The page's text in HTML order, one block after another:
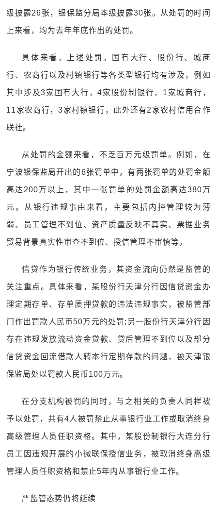
级披露26张，银保监分局本级披露30张。从处罚的时间
上来看，均为去年年底作出的处罚。
具体来看，上述处罚，国有大行、股份行、城商
行、农商行以及村镇银行等各类型银行均有涉及，例如
其中涉及3家国有大行，4家股份制银行，1家城商行，
11家农商行，3家村镇银行，此外还有2家农村信用合作
联社。
从处罚的金额来看，不乏百万元级罚单。例如，在
宁波银保监局开出的6张罚单中，有两张罚单的处罚金额
高达200万以上，其中一张罚单的处罚金额高达380万
元。从银行违规事由来看，主要包括内控管理较为薄
弱、员工管理不到位、资产质量反映不真实、票据业务
贸易背景真实性审查不到位、授信管理不审慎等。
信贷作为银行传统业务，其资金流向仍然是监管的
关注重点。具体来看，某股份行天津分行因信贷资金办
理定期存单、存单质押贷款的违法违规事实，被监管部
门作出罚款人民币50万元的处罚;另一股份行天津分行因
存在违规发放流动资金贷款、贷后管理不到位以及部分
信贷资金回流借款人转本行定期存款的问题，被天津银
保监局处以罚款人民币100万元。
在分支机构被罚的同时，与之相关的负责人同样被
予以处罚，共有4人被罚禁止从事银行业工作或取消终身
高级管理人员任职资格。其中，某股份制银行大连分行
员工因违规开展的小微联保授信业务，被取消终身高级
管理人员任职资格和禁止5年内从事银行业工作。
严监管态势仍将延续